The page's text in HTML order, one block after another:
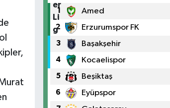
1 Amed
2 Erzurumspor FK
3 Başakşehir
4 Kocaelispor
5 Beşiktaş
6 Eyüpspor